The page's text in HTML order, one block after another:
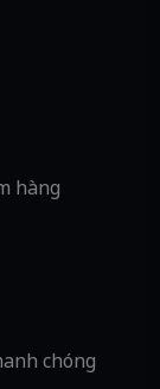
hàng
chóng